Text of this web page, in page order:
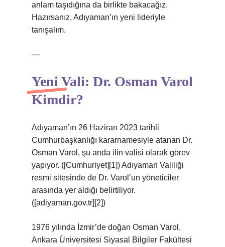
anlam taşıdığına da birlikte bakacağız.
Hazırsanız, Adıyaman’ın yeni lideriyle
tanışalım.
—
Yeni Vali: Dr. Osman Varol
Kimdir?
Adıyaman’ın 26 Haziran 2023 tarihli
Cumhurbaşkanlığı kararnamesiyle atanan Dr.
Osman Varol, şu anda ilin valisi olarak görev
yapıyor. ([Cumhuriyet][1]) Adıyaman Valiliği
resmi sitesinde de Dr. Varol’un yöneticiler
arasında yer aldığı belirtiliyor.
([adiyaman.gov.tr][2])
1976 yılında İzmir’de doğan Osman Varol,
Ankara Üniversitesi Siyasal Bilgiler Fakültesi